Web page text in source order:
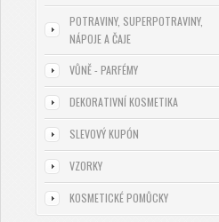
POTRAVINY, SUPERPOTRAVINY,
NÁPOJE A ČAJE
VŮNĚ - PARFÉMY
DEKORATIVNÍ KOSMETIKA
SLEVOVÝ KUPÓN
VZORKY
KOSMETICKÉ POMŮCKY